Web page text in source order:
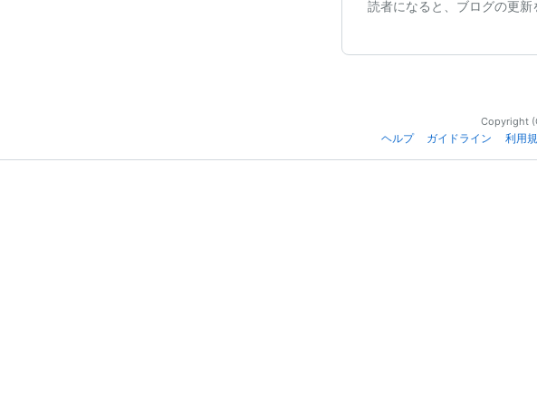
読者になると、ブログの更
Copyright
ヘルプ
ガイドライン 利用